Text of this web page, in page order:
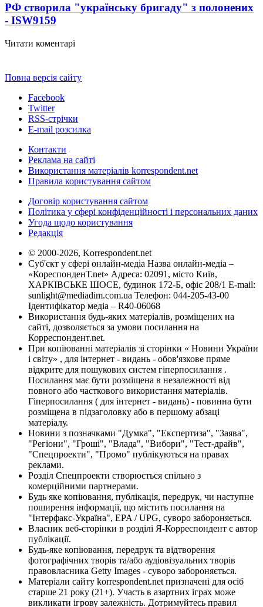
РФ створила "українську бригаду" з полонених
- ISW9159
Читати коментарі
Повна версія сайту
Facebook
Twitter
RSS-стрічки
E-mail розсилка
Контакти
Реклама на сайті
Використання матеріалів korrespondent.net
Правила користування сайтом
Договір користування сайтом
Політика у сфері конфіденційності і персональних даних
Угода щодо користування
Редакція
© 2000-2026, Korrespondent.net
Суб'єкт у сфері онлайн-медіа Назва онлайн-медіа –
«КореспонденТ.net» Адреса: 02091, місто Київ,
ХАРКІВСЬКЕ ШОСЕ, будинок 172-Б, офіс 208/1 E-mail:
sunlight@mediadim.com.ua Телефон: 044-205-43-00
Ідентифікатор медіа – R40-06068
Використання будь-яких матеріалів, розміщених на
сайті, дозволяється за умови посилання на
Корреспондент.net.
При копіюванні матеріалів зі сторінки « Новини України
і світу» , для інтернет - видань - обов'язкове пряме
відкрите для пошукових систем гіперпосилання .
Посилання має бути розміщена в незалежності від
повного або часткового використання матеріалів.
Гіперпосилання ( для інтернет - видань) - повинна бути
розміщена в підзаголовку або в першому абзаці
матеріалу.
Новини з позначками "Думка", "Експертиза", "Заява",
"Регіони", "Гроші", "Влада", "Вибори", "Тест-драйв",
"Спецпроекти", "Промо" публікуються на правах
реклами.
Розділ Спецпроекти створюється спільно з
комерційними партнерами.
Будь яке копіювання, публікація, передрук, чи наступне
поширення інформації, що містить посилання на
"Інтерфакс-Україна", EPA / UPG, суворо забороняється.
Власник веб-сторінки в розділі Я-Корреспондент є автор
публікації.
Будь-яке копіювання, передрук та відтворення
фотографічних творів та/або аудіовізуальних творів
правовласника Getty Images - суворо забороняється.
Матеріали сайту korrespondent.net призначені для осіб
старше 21 року (21+). Участь в азартних іграх може
викликати ігрову залежність. Дотримуйтесь правил